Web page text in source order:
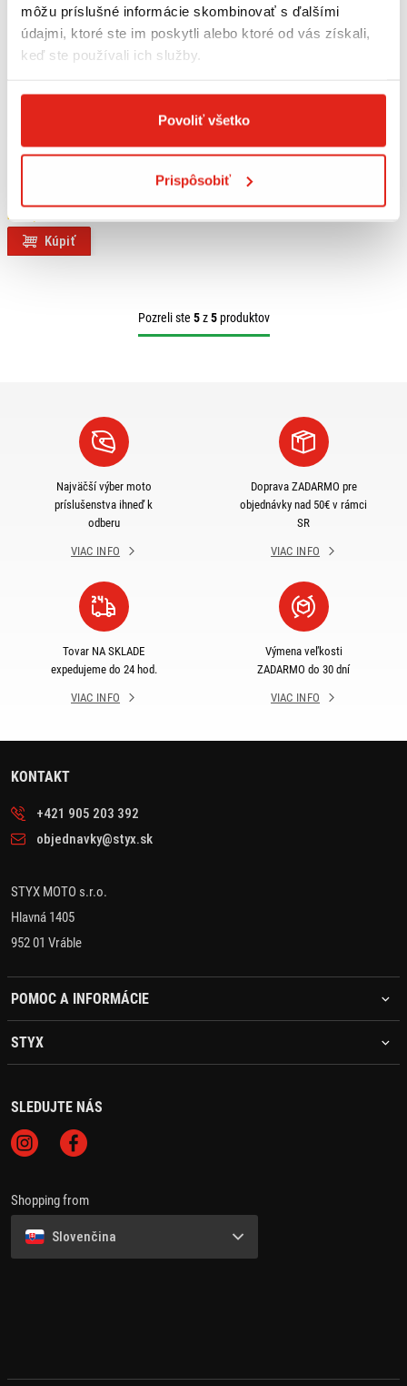
môžu príslušné informácie skombinovať s ďalšími
údajmi, ktoré ste im poskytli alebo ktoré od vás získali,
keď ste používali ich služby.
Povoliť všetko
Prispôsobiť
124,95 € s DPH
GIVI DRŽIAK KUFRA CF MOTO 300
Na objednávku
Kúpiť
Pozreli ste 5z5produktov
Najväčší výber moto
príslušenstva ihneď k
odberu
VIAC INFO
Doprava ZADARMO pre
objednávky nad 50€ v rámci
SR
VIAC INFO
Tovar NA SKLADE
expedujeme do 24 hod.
VIAC INFO
Výmena veľkosti
ZADARMO do 30 dní
VIAC INFO
KONTAKT
+421 905 203 392
objednavky@styx.sk
STYX MOTO s.r.o.
Hlavná 1405
952 01 Vráble
POMOC A INFORMÁCIE
STYX
SLEDUJTE NÁS
Shopping from
Slovenčina